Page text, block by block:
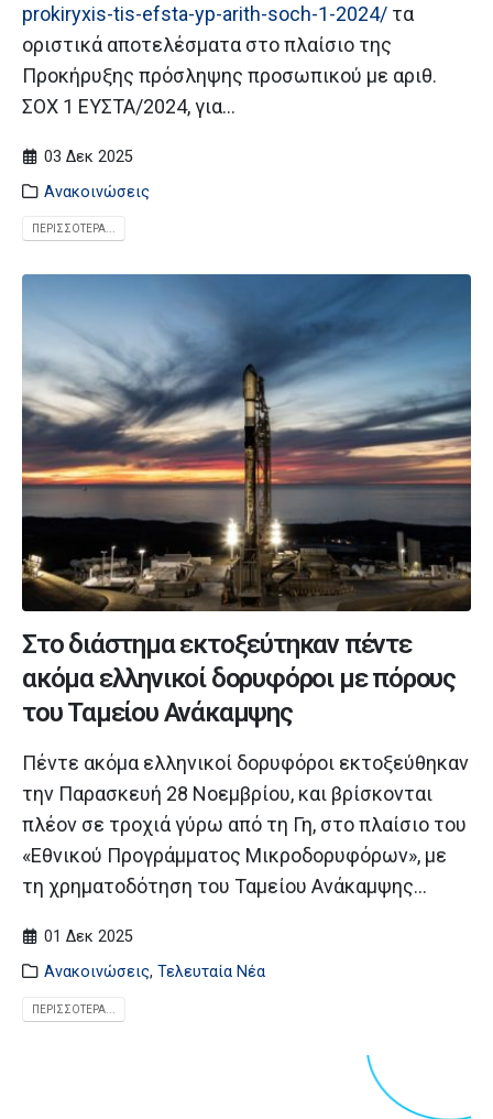
prokiryxis-tis-efsta-yp-arith-soch-1-2024/ τα
οριστικά αποτελέσματα στο πλαίσιο της
Προκήρυξης πρόσληψης προσωπικού με αριθ.
ΣΟΧ 1 ΕΥΣΤΑ/2024, για...
03 Δεκ 2025
Ανακοινώσεις
ΠΕΡΙΣΣΌΤΕΡΑ...
Στο διάστημα εκτοξεύτηκαν πέντε
ακόμα ελληνικοί δορυφόροι με πόρους
του Ταμείου Ανάκαμψης
Πέντε ακόμα ελληνικοί δορυφόροι εκτοξεύθηκαν
την Παρασκευή 28 Νοεμβρίου, και βρίσκονται
πλέον σε τροχιά γύρω από τη Γη, στο πλαίσιο του
«Εθνικού Προγράμματος Μικροδορυφόρων», με
τη χρηματοδότηση του Ταμείου Ανάκαμψης...
01 Δεκ 2025
Ανακοινώσεις,Τελευταία Νέα
ΠΕΡΙΣΣΌΤΕΡΑ...